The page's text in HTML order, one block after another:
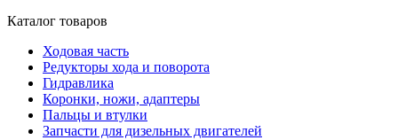
Каталог товаров
Ходовая часть
Редукторы хода и поворота
Гидравлика
Коронки, ножи, адаптеры
Пальцы и втулки
Запчасти для дизельных двигателей